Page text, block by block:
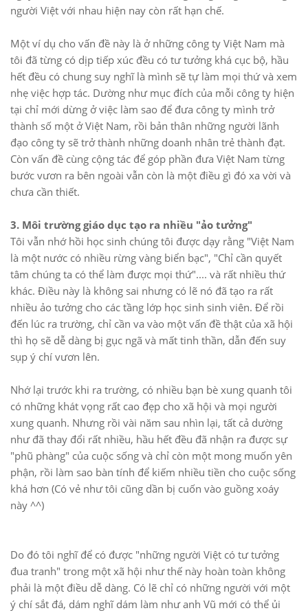
người Việt với nhau hiện nay còn rất hạn chế.
Một ví dụ cho vấn đề này là ở những công ty Việt Nam mà
tôi đã từng có dịp tiếp xúc đều có tư tưởng khá cục bộ, hầu
hết đều có chung suy nghĩ là mình sẽ tự làm mọi thứ và xem
nhẹ việc hợp tác. Dường như mục đích của mỗi công ty hiện
tại chỉ mới dừng ở việc làm sao để đưa công ty mình trở
thành số một ở Việt Nam, rồi bản thân những người lãnh
đạo công ty sẽ trở thành những doanh nhân trẻ thành đạt.
Còn vấn đề cùng cộng tác để góp phần đưa Việt Nam từng
bước vươn ra bên ngoài vẫn còn là một điều gì đó xa vời và
chưa cần thiết.
3. Môi trường giáo dục tạo ra nhiều "ảo tưởng"
Tôi vẫn nhớ hồi học sinh chúng tôi được dạy rằng "Việt Nam
là một nước có nhiều rừng vàng biển bạc", "Chỉ cần quyết
tâm chúng ta có thể làm được mọi thứ".... và rất nhiều thứ
khác. Điều này là không sai nhưng có lẽ nó đã tạo ra rất
nhiều ảo tưởng cho các tầng lớp học sinh sinh viên. Để rồi
đến lúc ra trường, chỉ cần va vào một vấn đề thật của xã hội
thì họ sẽ dễ dàng bị gục ngã và mất tinh thần, dẫn đến suy
sụp ý chí vươn lên.
Nhớ lại trước khi ra trường, có nhiều bạn bè xung quanh tôi
có những khát vọng rất cao đẹp cho xã hội và mọi người
xung quanh. Nhưng rồi vài năm sau nhìn lại, tất cả dường
như đã thay đổi rất nhiều, hầu hết đều đã nhận ra được sự
"phũ phàng" của cuộc sống và chỉ còn một mong muốn yên
phận, rồi làm sao bàn tính để kiếm nhiều tiền cho cuộc sống
khá hơn (Có vẻ như tôi cũng dần bị cuốn vào guồng xoáy
này ^^)
Do đó tôi nghĩ để có được "những người Việt có tư tưởng
đua tranh" trong một xã hội như thế này hoàn toàn không
phải là một điều dễ dàng. Có lẽ chỉ có những người với một
ý chí sắt đá, dám nghĩ dám làm như anh Vũ mới có thể ủi